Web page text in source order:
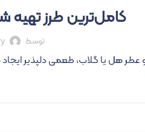
کامل‌ترین طرز تهیه
توسط
عطر هل یا گلاب، طعمی دلپذیر